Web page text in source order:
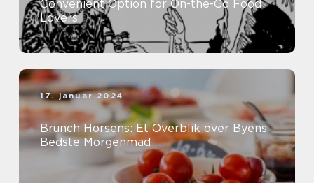
Convenient Option for On-the-Go Food
Lovers
17. januar 2024
Brunch Horsens: Et Overblik over Byens
Bedste Morgenmad